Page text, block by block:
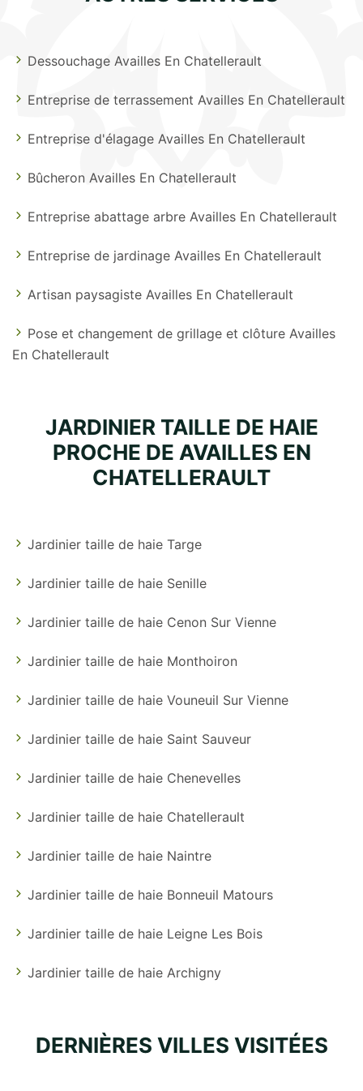
Dessouchage Availles En Chatellerault
Entreprise de terrassement Availles En Chatellerault
Entreprise d'élagage Availles En Chatellerault
Bûcheron Availles En Chatellerault
Entreprise abattage arbre Availles En Chatellerault
Entreprise de jardinage Availles En Chatellerault
Artisan paysagiste Availles En Chatellerault
Pose et changement de grillage et clôture Availles
En Chatellerault
JARDINIER TAILLE DE HAIE
PROCHE DE AVAILLES EN
CHATELLERAULT
Jardinier taille de haie Targe
Jardinier taille de haie Senille
Jardinier taille de haie Cenon Sur Vienne
Jardinier taille de haie Monthoiron
Jardinier taille de haie Vouneuil Sur Vienne
Jardinier taille de haie Saint Sauveur
Jardinier taille de haie Chenevelles
Jardinier taille de haie Chatellerault
Jardinier taille de haie Naintre
Jardinier taille de haie Bonneuil Matours
Jardinier taille de haie Leigne Les Bois
Jardinier taille de haie Archigny
DERNIÈRES VILLES VISITÉES